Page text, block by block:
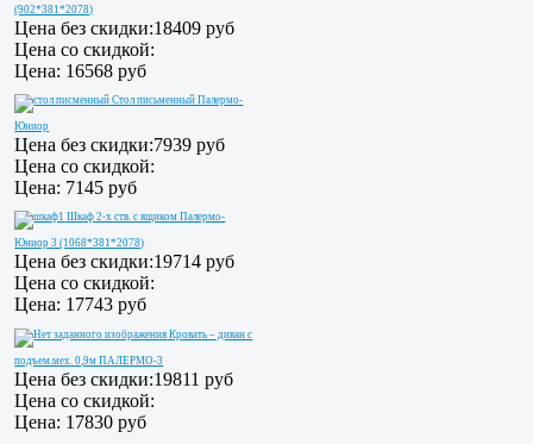
(902*381*2078)
Цена без скидки:18409 руб
Цена со скидкой:
Цена: 16568 руб
Стол письменный Палермо-
Юниор
Цена без скидки:7939 руб
Цена со скидкой:
Цена: 7145 руб
Шкаф 2-х ств. с ящиком Палермо-
Юниор 3 (1068*381*2078)
Цена без скидки:19714 руб
Цена со скидкой:
Цена: 17743 руб
Кровать – диван с
подъем.мех. 0,9м ПАЛЕРМО-3
Цена без скидки:19811 руб
Цена со скидкой:
Цена: 17830 руб